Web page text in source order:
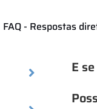
FAQ - Respostas
E